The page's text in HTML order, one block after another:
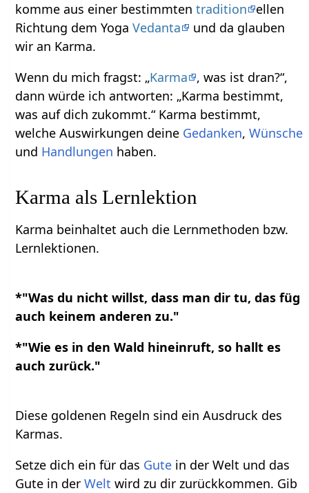
komme aus einer bestimmtentradition
ellen
Richtung dem YogaVedanta
und da glauben
wir an Karma.
Wenn du mich fragst: „Karma
, was ist dran?“,
dann würde ich antworten: „Karma bestimmt,
was auf dich zukommt.“ Karma bestimmt,
welche Auswirkungen deine Gedanken,Wünsche
und Handlungen haben.
Karma als Lernlektion
Karma beinhaltet auch die Lernmethoden bzw.
Lernlektionen.
*"Was du nicht willst, dass man dir tu, das füg
auch keinem anderen zu."
*"Wie es in den Wald hineinruft, so hallt es
auch zurück."
Diese goldenen Regeln sind ein Ausdruck des
Karmas.
Setze dich ein für das Gute in der Welt und das
Gute in derWelt wird zu dir zurückkommen. Gib